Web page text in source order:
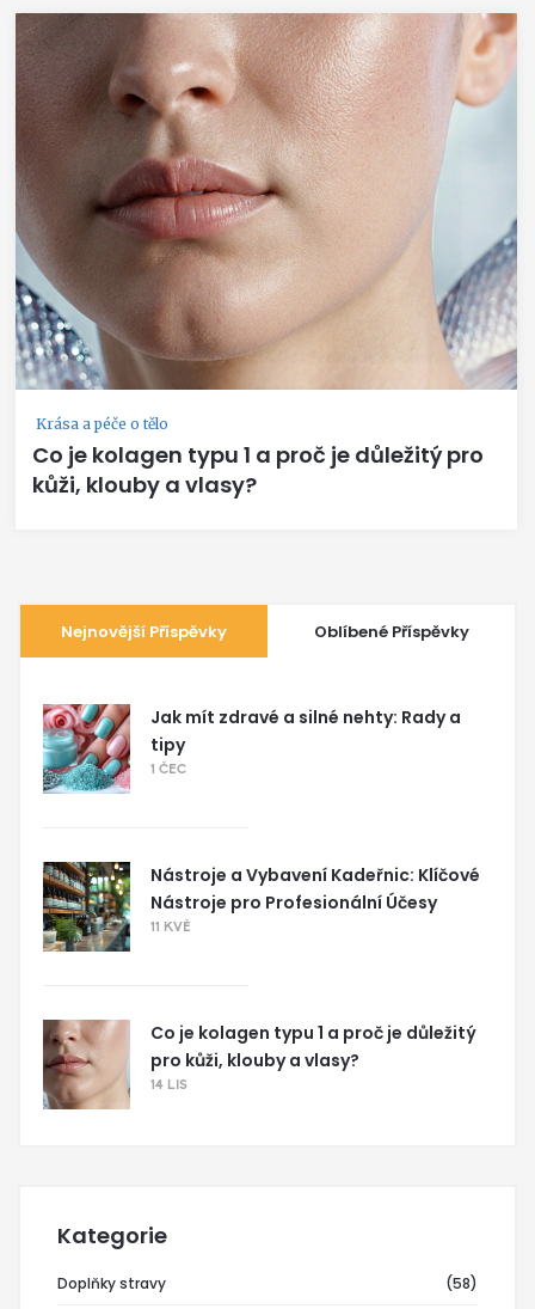
Krása a péče o tělo
Co je kolagen typu 1 a proč je důležitý pro
kůži, klouby a vlasy?
Nejnovější Příspěvky Oblíbené Příspěvky
Jak mít zdravé a silné nehty: Rady a
tipy
1 ČEC
Nástroje a Vybavení Kadeřnic: Klíčové
Nástroje pro Profesionální Účesy
11 KVĚ
Co je kolagen typu 1 a proč je důležitý
pro kůži, klouby a vlasy?
14 LIS
Kategorie
Doplňky stravy (58)